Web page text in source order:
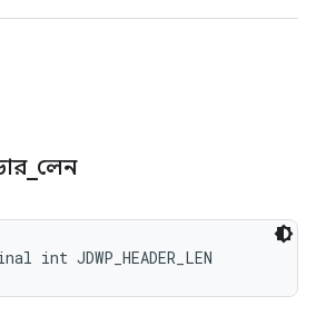
_ লেন
JDWP_HEADER_LEN